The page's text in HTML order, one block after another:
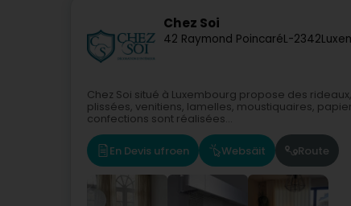
Chez Soi
42 Raymond PoincaréL-2342
Chez Soi situé à Luxembourg propose des
plissées, venitiens, lamelles, moustiquaires,
confections sont réalisées...
En Devis ufroen Websäit Route